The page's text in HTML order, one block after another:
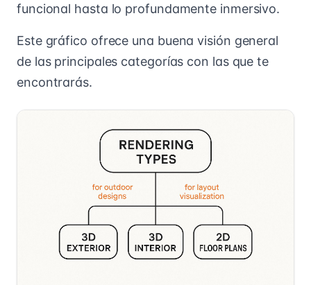
funcional hasta lo profundamente inmersivo.
Este gráfico ofrece una buena visión general
de las principales categorías con las que te
encontrarás.